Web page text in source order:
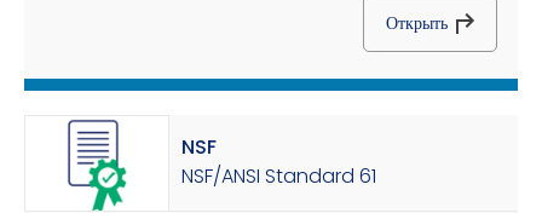
Открыть
NSF
NSF/ANSI Standard 61